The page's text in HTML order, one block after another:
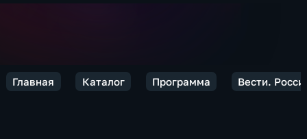
Главная Каталог Программа Вести.